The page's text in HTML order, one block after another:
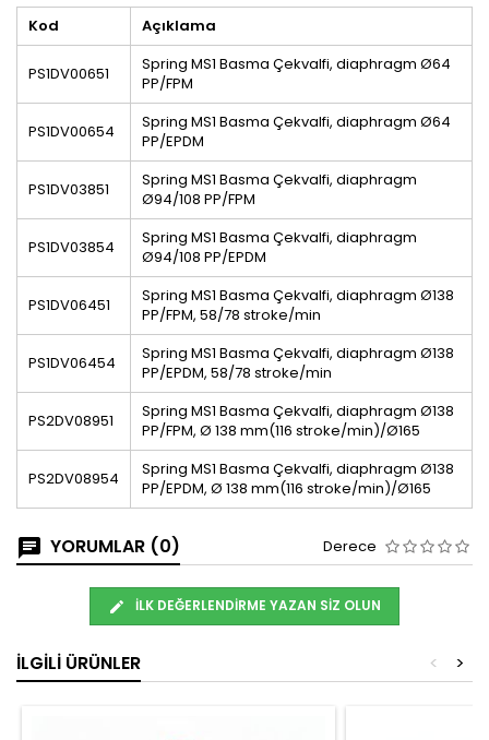
Kod Açıklama
PS1DV00651
Spring MS1 Basma Çekvalfi, diaphragm Ø64
PP/FPM
PS1DV00654
Spring MS1 Basma Çekvalfi, diaphragm Ø64
PP/EPDM
PS1DV03851
Spring MS1 Basma Çekvalfi, diaphragm
Ø94/108 PP/FPM
PS1DV03854
Spring MS1 Basma Çekvalfi, diaphragm
Ø94/108 PP/EPDM
PS1DV06451
Spring MS1 Basma Çekvalfi, diaphragm Ø138
PP/FPM, 58/78 stroke/min
PS1DV06454
Spring MS1 Basma Çekvalfi, diaphragm Ø138
PP/EPDM, 58/78 stroke/min
PS2DV08951
Spring MS1 Basma Çekvalfi, diaphragm Ø138
PP/FPM, Ø 138 mm(116 stroke/min)/Ø165
PS2DV08954
Spring MS1 Basma Çekvalfi, diaphragm Ø138
PP/EPDM, Ø 138 mm(116 stroke/min)/Ø165
YORUMLAR (0) Derece
İLK DEĞERLENDIRME YAZAN SIZ OLUN
İLGILI ÜRÜNLER >
<